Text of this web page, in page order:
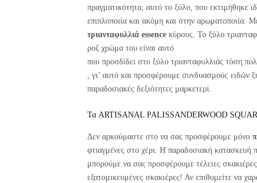
πραγματικότητα, αυτό το ξύλο, που εκτιμήθηκε
επιπλοποιία και ακόμη και στην αρωματοποιία.
τριανταφυλλιά essence κύρους. Το ξύλο
ροζ χρώμα του είναι αυτό
που προσδίδει στο ξύλο τριανταφυλλιάς τόση
, γι’ αυτό και προσφέρουμε συνδυασμούς ειδών
παραδοσιακές δεξιότητες μαρκετερί.
Τα ARTISANAL PALISSANDERWOOD
Δεν αρκούμαστε στο να σας προσφέρουμε μόνο
φτιαγμένες στο χέρι. Η παραδοσιακή κατασκευή
μπορούμε να σας προσφέρουμε τέλειες
εξατομικευμένες σκακιέρες! Αν επιθυμείτε να